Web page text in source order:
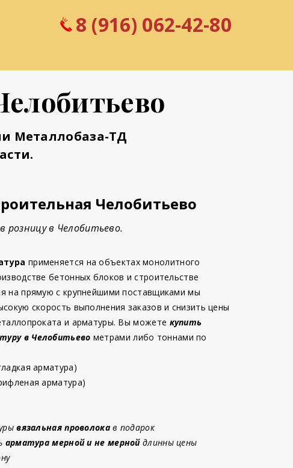
8 (916) 062-42-80
Металлобаза-ТД
Челобитьево
в Челобитьево.
применяется на объектах монолитного
бетонных блоков и строительстве
на прямую с крупнейшими поставщиками мы
скорость выполнения заказов и снизить цены
и арматуры. Вы можете купить
у в Челобитьево метрами либо тоннами по
арматура)
арматура)
вязальная проволокав подарок
арматура мерной и не мернойдлинны цены